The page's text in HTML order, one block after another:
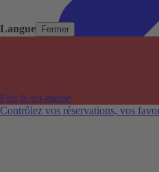
Langue Fermer
Fais le toi-même
Contrôlez vos réservations, vos
Aéroports populaires
Villes populaires
Australie